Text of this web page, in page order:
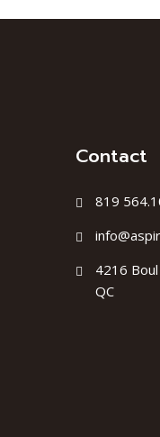
Contact
819
4216
QC